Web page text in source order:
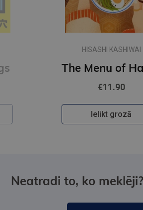
HISASHI KASHIWAI
€11.90
Ielikt grozā
Neatradi to, ko